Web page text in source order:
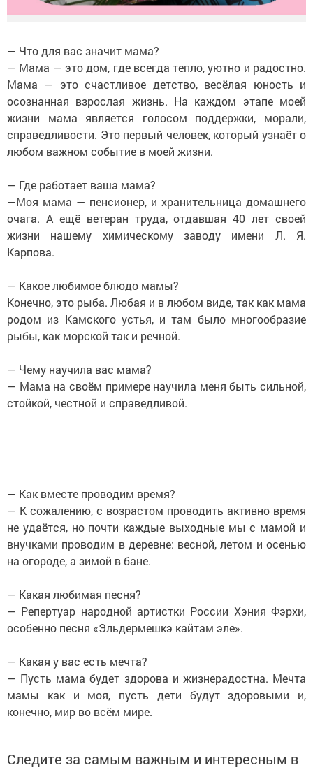
— Что для вас значит мама?
— Мама — это дом, где всегда тепло, уютно и радостно.
Мама — это счастливое детство, весёлая юность и
осознанная взрослая жизнь. На каждом этапе моей
жизни мама является голосом поддержки, морали,
справедливости. Это первый человек, который узнаёт о
любом важном событие в моей жизни.
— Где работает ваша мама?
—Моя мама — пенсионер, и хранительница домашнего
очага. А ещё ветеран труда, отдавшая 40 лет своей
жизни нашему химическому заводу имени Л. Я.
Карпова.
— Какое любимое блюдо мамы?
Конечно, это рыба. Любая и в любом виде, так как мама
родом из Камского устья, и там было многообразие
рыбы, как морской так и речной.
— Чему научила вас мама?
— Мама на своём примере научила меня быть сильной,
стойкой, честной и справедливой.
— Как вместе проводим время?
— К сожалению, с возрастом проводить активно время
не удаётся, но почти каждые выходные мы с мамой и
внучками проводим в деревне: весной, летом и осенью
на огороде, а зимой в бане.
— Какая любимая песня?
— Репертуар народной артистки России Хэния Фэрхи,
особенно песня «Эльдермешкэ кайтам эле».
— Какая у вас есть мечта?
— Пусть мама будет здорова и жизнерадостна. Мечта
мамы как и моя, пусть дети будут здоровыми и,
конечно, мир во всём мире.
Следите за самым важным и интересным в